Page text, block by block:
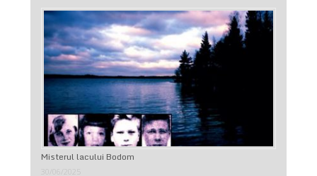
Misterul lacului Bodom